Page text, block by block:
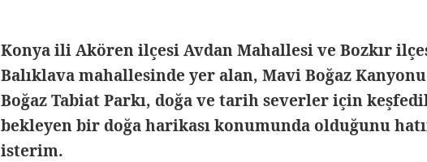
Konya ili Akören ilçesi Avdan Mahallesi ve Bozkır
Balıklava mahallesinde yer alan, Mavi Boğaz
Boğaz Tabiat Parkı, doğa ve tarih severler için
bekleyen bir doğa harikası konumunda olduğunu
isterim.